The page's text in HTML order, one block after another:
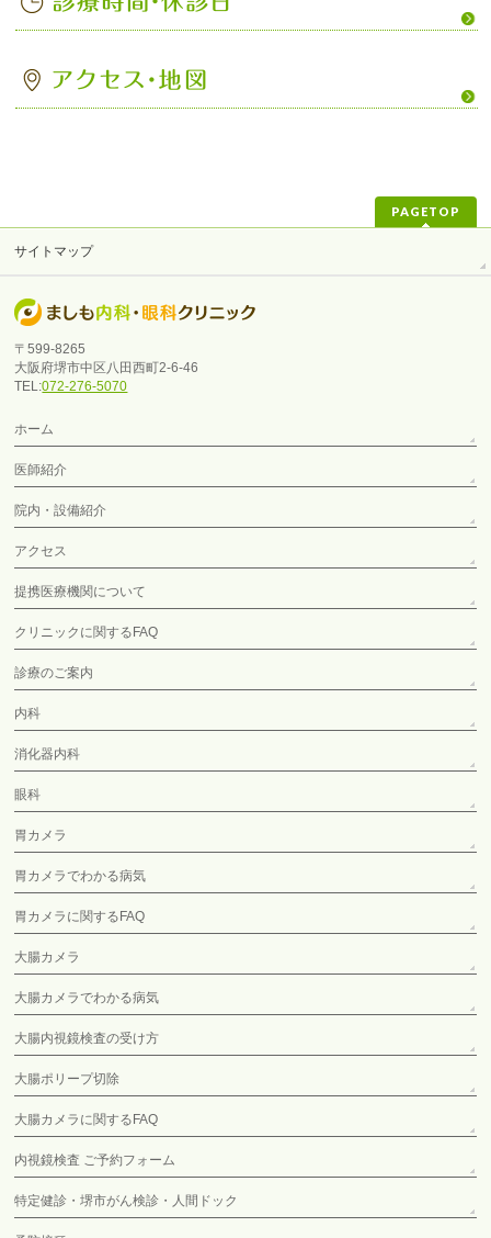
PAGETOP
サイトマップ
〒599-8265
大阪府堺市中区八田西町2-6-46
TEL:072-276-5070
ホーム
医師紹介
院内・設備紹介
アクセス
提携医療機関について
クリニックに関するFAQ
診療のご案内
内科
消化器内科
眼科
胃カメラ
胃カメラでわかる病気
胃カメラに関するFAQ
大腸カメラ
大腸カメラでわかる病気
大腸内視鏡検査の受け方
大腸ポリープ切除
大腸カメラに関するFAQ
内視鏡検査 ご予約フォーム
特定健診・堺市がん検診・人間ドック